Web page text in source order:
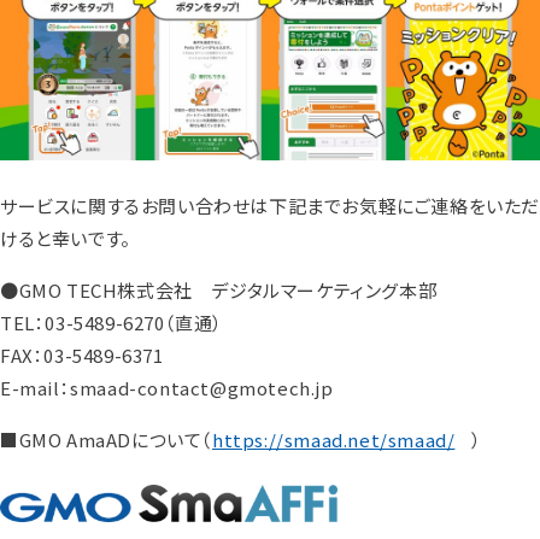
サービスに関するお問い合わせは下記までお気軽にご連絡をいただ
けると幸いです。
●GMO TECH株式会社 デジタルマーケティング本部
TEL：03-5489-6270（直通）
FAX：03-5489-6371
E-mail：smaad-contact@gmotech.jp
■GMO AmaADについて（https://smaad.net/smaad/ ）